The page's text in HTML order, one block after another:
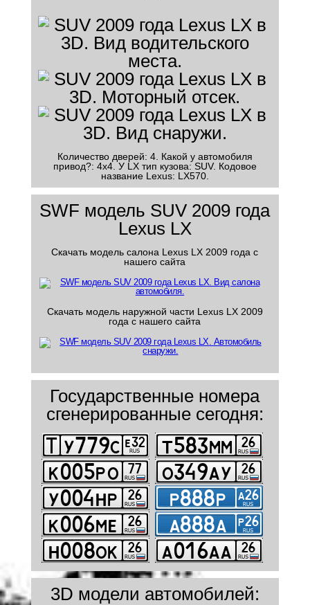
Количество дверей: 4. Какой у автомобиля
привод?: 4x4. У LX тип кузова: SUV. Кодовое
название Lexus: LX570.
SWF модель SUV 2009 года
Lexus LX
Скачать модель салона Lexus LX 2009 года с
нашего сайта
Скачать модель наружной части Lexus LX 2009
года с нашего сайта
Государственные номера
сгенерированные сегодня:
3D модели автомобилей: